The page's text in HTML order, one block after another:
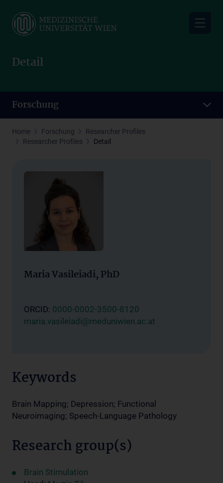
main
Detail
Forschung
Home Forschung
Researcher Profiles
Researcher Profiles
Detail
Maria Vasileiadi, PhD
ORCID: 0000-0002-3500-8120
maria.vasileiadi@meduniwien.ac.at
Keywords
Brain Mapping; Depression; Functional
Neuroimaging; Speech-Language Pathology
Research group(s)
Brain Stimulation